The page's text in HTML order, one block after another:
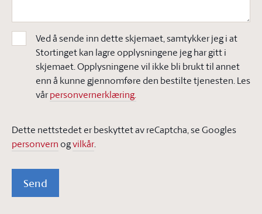
Ved å sende inn dette skjemaet, samtykker jeg i at
Stortinget kan lagre opplysningene jeg har gitt i
skjemaet. Opplysningene vil ikke bli brukt til annet
enn å kunne gjennomføre den bestilte tjenesten. Les
vårpersonvernerklæring.
Dette nettstedet er beskyttet av reCaptcha, se Googles
personvern ogvilkår.
Send